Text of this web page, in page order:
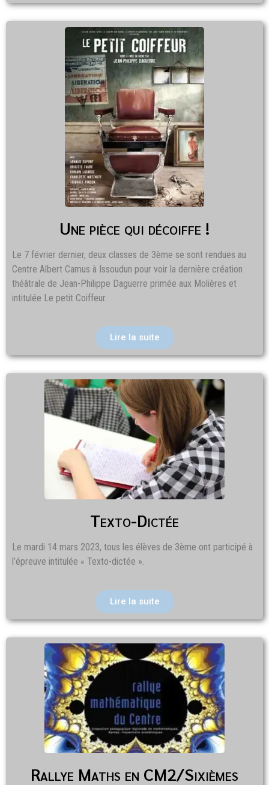
Une pièce qui décoiffe !
Le 7 février dernier, deux classes de 3ème se sont rendues au
Centre Albert Camus à Issoudun pour voir la dernière création
théâtrale de Jean-Philippe Daguerre primée aux Molières et
intitulée Le petit Coiffeur.
Lire la suite
Texto-Dictée
Le mardi 14 mars 2023, tous les élèves de 3ème ont participé à
l’épreuve intitulée « Texto-dictée ».
Lire la suite
Rallye Maths en CM2/Sixièmes